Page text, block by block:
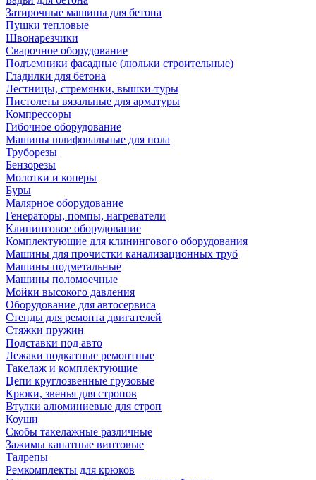
Затирочные машины для бетона
Пушки тепловые
Швонарезчики
Сварочное оборудование
Подъемники фасадные (люльки строительные)
Гладилки для бетона
Лестницы, стремянки, вышки-туры
Пистолеты вязальные для арматуры
Компрессоры
Гибочное оборудование
Машины шлифовальные для пола
Труборезы
Бензорезы
Молотки и коперы
Буры
Малярное оборудование
Генераторы, помпы, нагреватели
Клининговое оборудование
Комплектующие для клинингового оборудования
Машины для прочистки канализационных труб
Машины подметальные
Машины поломоечные
Мойки высокого давления
Оборудование для автосервиса
Стенды для ремонта двигателей
Стяжки пружин
Подставки под авто
Лежаки подкатные ремонтные
Такелаж и комплектующие
Цепи круглозвенные грузовые
Крюки, звенья для стропов
Втулки алюминиевые для строп
Коуши
Скобы такелажные различные
Зажимы канатные винтовые
Талрепы
Ремкомплекты для крюков